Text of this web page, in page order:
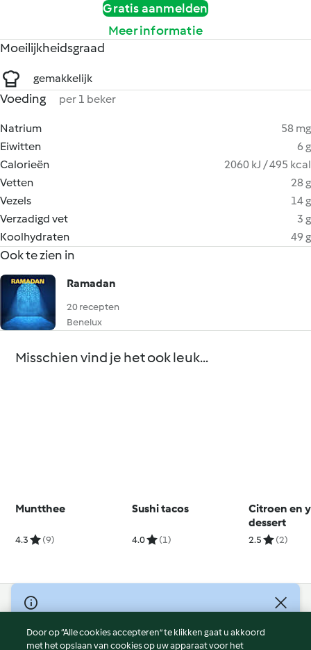
Gratis aanmelden
Meer informatie
Moeilijkheidsgraad
gemakkelijk
Voeding per 1 beker
Natrium
58 mg
Eiwitten
6 g
Calorieën
2060 kJ / 495 kcal
Vetten
28 g
Vezels
14 g
Verzadigd vet
3 g
Koolhydraten
49 g
Ook te zien in
Ramadan
20 recepten
Benelux
Misschien vind je het ook leuk...
Muntthee
4.3 (9)
Sushi tacos
4.0 (1)
Citroen en
dessert
2.5 (2)
© Copyright 2026
Gebruiksvoorwaarden
Door op “Alle cookies accepteren” te klikken gaat u akkoord
met het opslaan van cookies op uw apparaat voor het